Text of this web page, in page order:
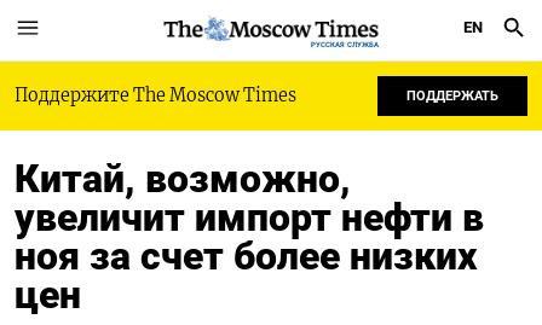
РУССКАЯ СЛУЖБА
EN
Поддержите The Moscow Times ПОДДЕРЖАТЬ
Китай, возможно,
увеличит импорт нефти в
ноя за счет более низких
цен